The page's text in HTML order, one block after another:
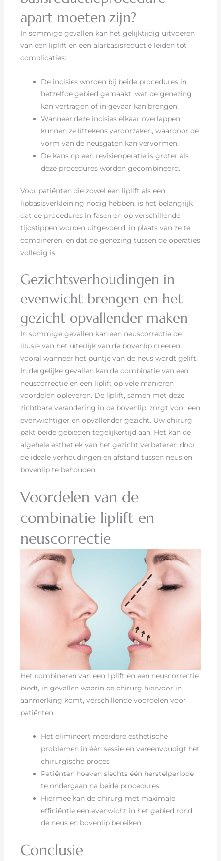
apart moeten zijn?
In sommige gevallen kan het gelijktijdig uitvoeren
van een liplift en een alarbasisreductie leiden tot
complicaties:
De incisies worden bij beide procedures in
hetzelfde gebied gemaakt, wat de genezing
kan vertragen of in gevaar kan brengen.
Wanneer deze incisies elkaar overlappen,
kunnen ze littekens veroorzaken, waardoor de
vorm van de neusgaten kan vervormen.
De kans op een revisieoperatie is groter als
deze procedures worden gecombineerd.
Voor patiënten die zowel een liplift als een
lipbasisverkleining nodig hebben, is het belangrijk
dat de procedures in fasen en op verschillende
tijdstippen worden uitgevoerd, in plaats van ze te
combineren, en dat de genezing tussen de operaties
volledig is.
Gezichtsverhoudingen in
evenwicht brengen en het
gezicht opvallender maken
In sommige gevallen kan een neuscorrectie de
illusie van het uiterlijk van de bovenlip creëren,
vooral wanneer het puntje van de neus wordt gelift.
In dergelijke gevallen kan de combinatie van een
neuscorrectie en een liplift op vele manieren
voordelen opleveren. De liplift, samen met deze
zichtbare verandering in de bovenlip, zorgt voor een
evenwichtiger en opvallender gezicht. Uw chirurg
pakt beide gebieden tegelijkertijd aan. Het kan de
algehele esthetiek van het gezicht verbeteren door
de ideale verhoudingen en afstand tussen neus en
bovenlip te behouden.
Voordelen van de
combinatie liplift en
neuscorrectie
Het combineren van een liplift en een neuscorrectie
biedt, in gevallen waarin de chirurg hiervoor in
aanmerking komt, verschillende voordelen voor
patiënten:
Het elimineert meerdere esthetische
problemen in één sessie en vereenvoudigt het
chirurgische proces.
Patiënten hoeven slechts één herstelperiode
te ondergaan na beide procedures.
Hiermee kan de chirurg met maximale
efficiëntie een evenwicht in het gebied rond
de neus en bovenlip bereiken.
Conclusie